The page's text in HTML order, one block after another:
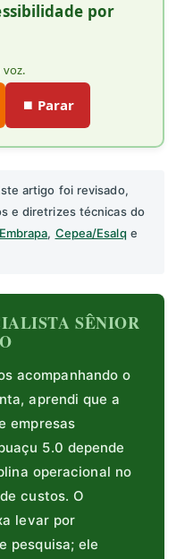
por
⏹️ Parar
artigo foi revisado,
e diretrizes técnicas do
Embrapa, Cepea/Esalq e
SÊNIOR
acompanhando o
aprendi que a
empresas
5.0 depende
operacional no
custos. O
levar por
pesquisa; ele